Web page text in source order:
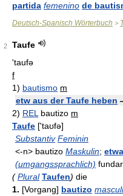
partida femenino de
Deutsch-Spanisch Wörterbuch >
2
Taufe
'taufə
f
1) bautismo m
etw aus der Taufe heben
2) REL bautizo m
Taufe ['taʊfə]
Substantiv Feminin
<-n> bautizo Maskulin;
(umgangssprachlich)
( Plural Taufen) die
1. [Vorgang] bautizo